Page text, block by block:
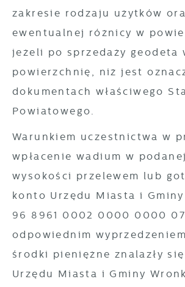
zakresie rodzaju użytków
ewentualnej różnicy w
jeżeli po sprzedaży geodeta
powierzchnię, niż jest
dokumentach właściwego
Powiatowego.
Warunkiem uczestnictwa w
wpłacenie wadium w
wysokości przelewem lub
konto Urzędu Miasta i
96 8961 0002 0000 0000
odpowiednim
środki pieniężne znalazły
Urzędu Miasta i Gminy